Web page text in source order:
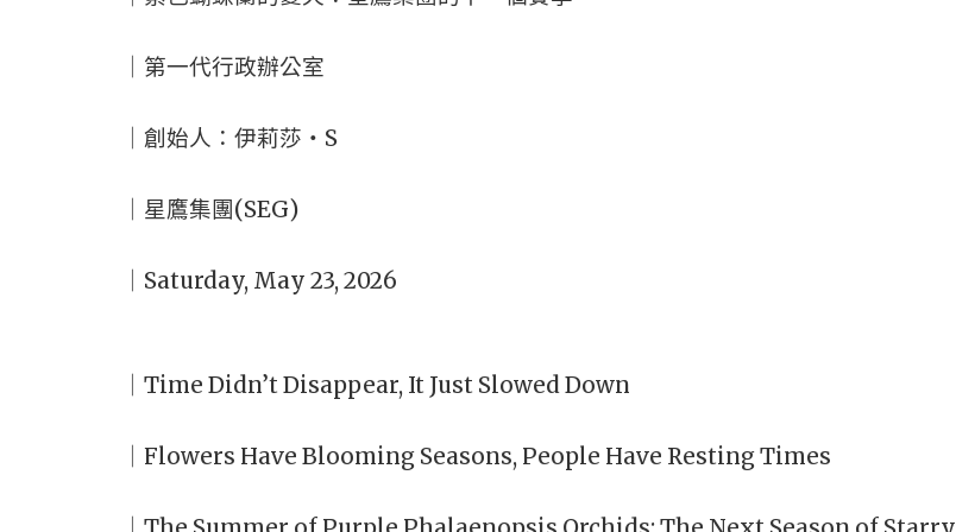
｜第一代行政辦公室
｜創始人：伊莉莎・S
｜星鷹集團(SEG)
｜Saturday, May 23, 2026
｜Time Didn’t Disappear, It Just Slowed Down
｜Flowers Have Blooming Seasons, People Have Resting Times